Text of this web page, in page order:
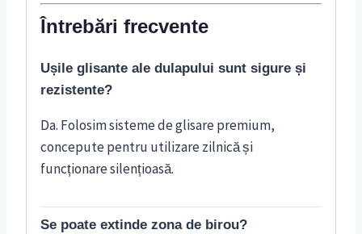
Întrebări frecvente
Ușile glisante ale dulapului sunt sigure și
rezistente?
Da. Folosim sisteme de glisare premium,
concepute pentru utilizare zilnică și
funcționare silențioasă.
Se poate extinde zona de birou?